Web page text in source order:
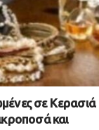
σε Κερασιά
και